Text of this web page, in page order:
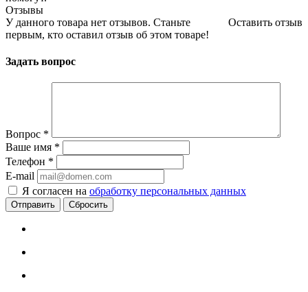
Отзывы
Оставить отзыв
У данного товара нет отзывов. Станьте
первым, кто оставил отзыв об этом товаре!
Задать вопрос
Вопрос *
Ваше имя *
Телефон *
E-mail
Я согласен на обработку персональных данных
Сбросить